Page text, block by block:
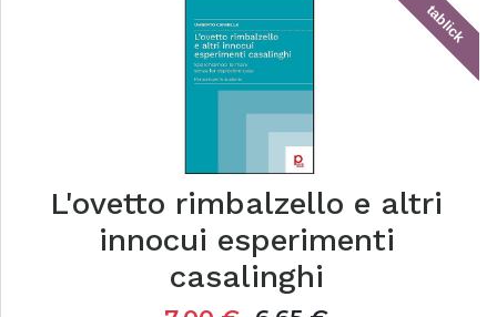
tablick
L'ovetto rimbalzello e altri
innocui esperimenti
casalinghi